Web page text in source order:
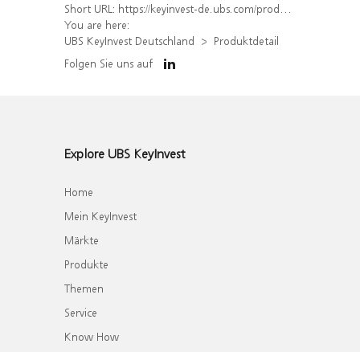
Short URL: https://keyinvest-de.ubs.com/produkt/detail/index/isin/DE000WA6H823
You are here:
UBS KeyInvest Deutschland
Produktdetail
Folgen Sie uns auf
Explore UBS KeyInvest
Home
Mein KeyInvest
Märkte
Produkte
Themen
Service
Know How